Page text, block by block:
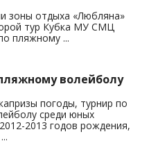
зоны отдыха «Любляна»
тур Кубка МУ СМЦ
пляжному ...
волейболу
погоды, турнир по
среди юных
2013 годов рождения,
...